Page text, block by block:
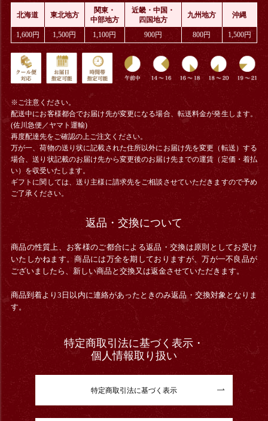
北海道 東北地方
関東・
中部地方
近畿・中国・
四国地方
九州地方 沖縄
1,600円 1,500円 1,100円 900円 800円 1,500円
※ご注意ください。
配送中にお客様都合でお届け先が変更になる場合、 転送料金が発生します。
(佐川急便／ヤマト運輸)
再度配達先をご確認の上ご注文ください。
万が一、荷物の送り状に記載された住所以外にお届け先を変更（転送）する
場合、送り状記載のお届け先から変更後のお届け先までの運賃（定価・着払
い）を収受いたします。
ギフトに関しては、送り主様に請求先をご相談させていただきますので予め
ご了承ください。
返品・交換について
商品の性質上、お客様のご都合による返品・交換は原則としてお受け
いたしかねます。商品には万全を期しておりますが、万が一不良品が
ございましたら、新しい商品と交換又は返金させていただきます。
商品到着より3日以内に連絡があったときのみ返品・交換対象となりま
す。
特定商取引法に基づく表示・
個人情報取り扱い
特定商取引法に基づく表示